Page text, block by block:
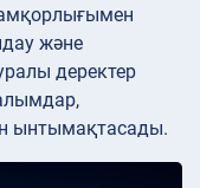
және
деректер
ынтымақтасады.